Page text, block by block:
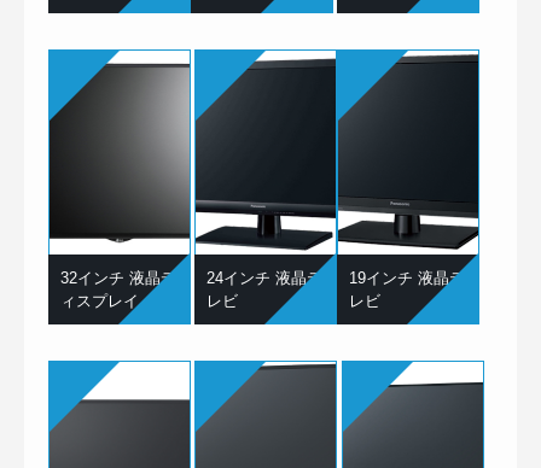
32インチ 液晶デ
ィスプレイ
24インチ 液晶テ
レビ
19インチ 液晶テ
レビ